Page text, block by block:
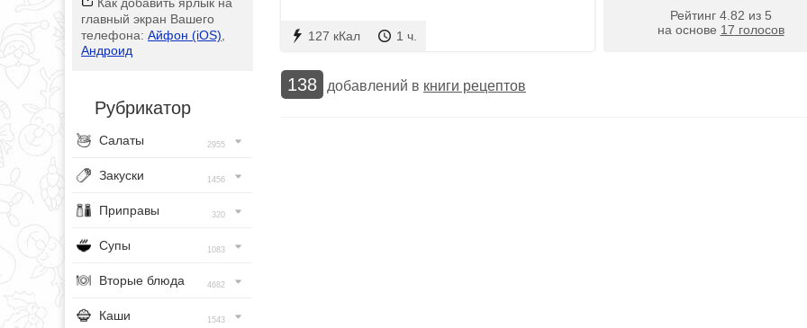
главный экран Вашего
телефона: Айфон (iOS)
Андроид
Рубрикатор
Салаты 2955
Закуски 1456
Приправы 320
Супы 1083
Вторые блюда 4682
Каши 1543
127 кКал 1 ч.
Рейтинг 4.82 из 5
на основе 17 голосов
138 добавлений в книги рецептов